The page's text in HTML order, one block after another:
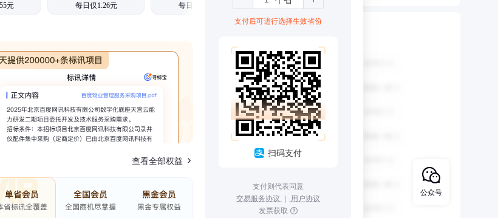
元 每日仅1.26元 每日仅1.08元
查看全部权益
支付后可进行选择生效省份
扫码支付
支付则代表同意
交易服务协议 ｜ 用户协议
发票获取
公众号